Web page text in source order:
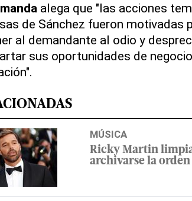
alega que "las acciones
de Sánchez fueron motivadas
al demandante al odio y
sus oportunidades de
MÚSICA
Ricky Martin
archivarse la